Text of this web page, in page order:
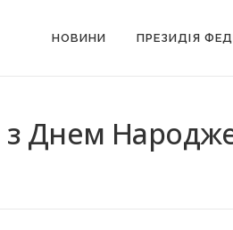
НОВИНИ ПРЕЗИДІЯ
з Днем